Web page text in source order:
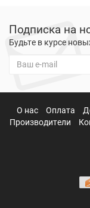
Подписка на
Будьте в курсе
О нас Оплата
Производители